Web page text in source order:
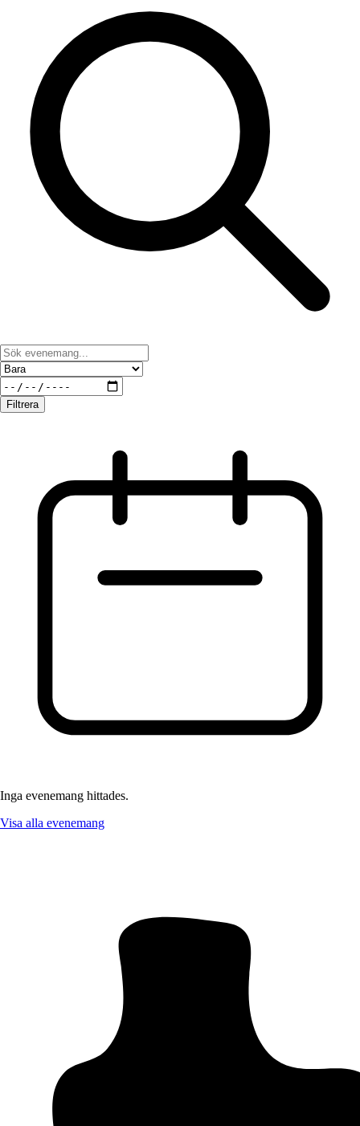
Filtrera
Inga evenemang hittades.
Visa alla evenemang